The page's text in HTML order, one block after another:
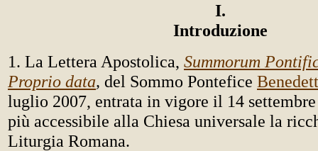
I.
Introduzione
1. La Lettera Apostolica, Summorum
Proprio data, del Sommo Pontefice
luglio 2007, entrata in vigore il 14 settembre
più accessibile alla Chiesa universale la
Liturgia Romana.